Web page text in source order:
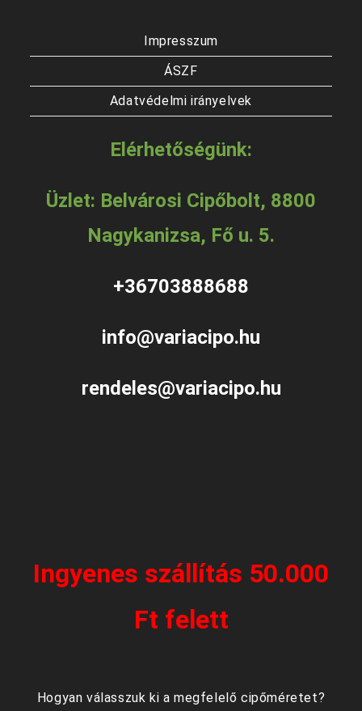
Impresszum
ÁSZF
Adatvédelmi irányelvek
Elérhetőségünk:
Üzlet: Belvárosi Cipőbolt, 8800
Nagykanizsa, Fő u. 5.
+36703888688
info@variacipo.hu
rendeles@variacipo.hu
Ingyenes szállítás 50.000
Ft felett
Hogyan válasszuk ki a megfelelő cipőméretet?